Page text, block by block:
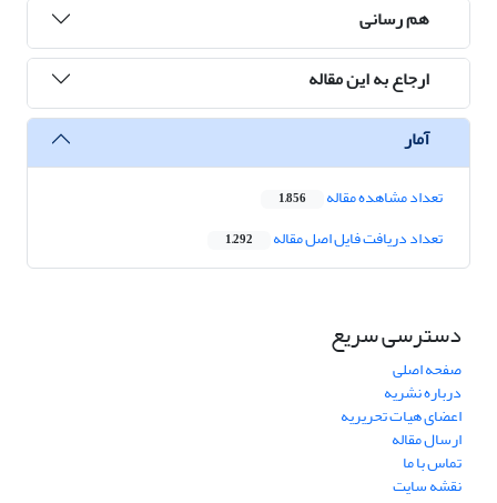
هم رسانی
ارجاع به این مقاله
آمار
تعداد مشاهده مقاله 1,856
تعداد دریافت فایل اصل مقاله 1,292
دسترسی سریع
صفحه اصلی
درباره نشریه
اعضای هیات تحریریه
ارسال مقاله
تماس با ما
نقشه سایت